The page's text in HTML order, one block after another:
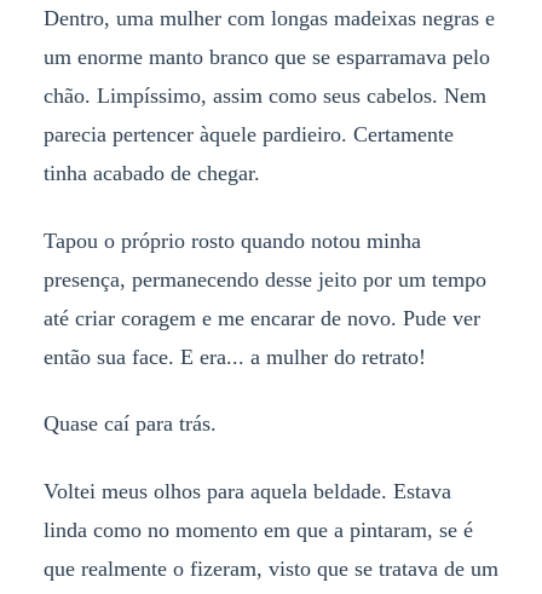
Dentro, uma mulher com longas madeixas negras e
um enorme manto branco que se esparramava pelo
chão. Limpíssimo, assim como seus cabelos. Nem
parecia pertencer àquele pardieiro. Certamente
tinha acabado de chegar.
Tapou o próprio rosto quando notou minha
presença, permanecendo desse jeito por um tempo
até criar coragem e me encarar de novo. Pude ver
então sua face. E era... a mulher do retrato!
Quase caí para trás.
Voltei meus olhos para aquela beldade. Estava
linda como no momento em que a pintaram, se é
que realmente o fizeram, visto que se tratava de um